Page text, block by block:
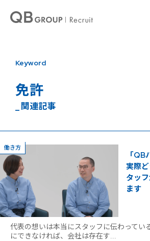
Keyword
免許
_ 関連記事
働き方
「QB
実際
タッ
ます
代表の想いは本当にスタッフに伝わってい
にできなければ、会社は存在す...